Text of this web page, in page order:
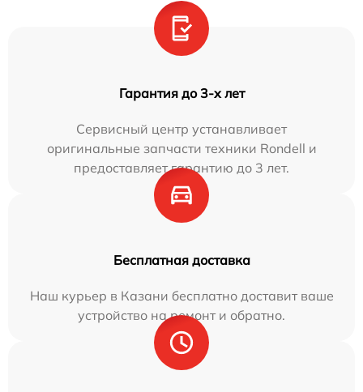
Гарантия до 3-х лет
Сервисный центр устанавливает
оригинальные запчасти техники Rondell и
предоставляет гарантию до 3 лет.
Бесплатная доставка
Наш курьер в Казани бесплатно доставит ваше
устройство на ремонт и обратно.